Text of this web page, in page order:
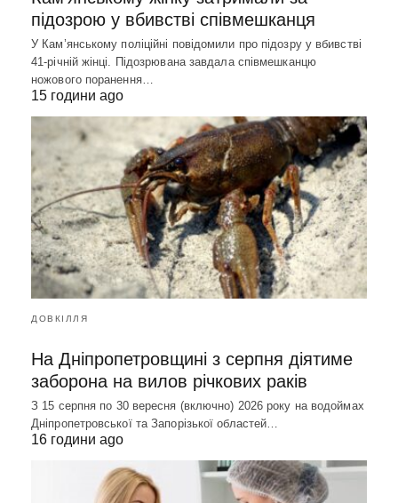
підозрою у вбивстві співмешканця
У Кам’янському поліційні повідомили про підозру у вбивстві
41-річній жінці. Підозрювана завдала співмешканцю
ножового поранення…
15 години ago
ДОВКІЛЛЯ
На Дніпропетровщині з серпня діятиме
заборона на вилов річкових раків
З 15 серпня по 30 вересня (включно) 2026 року на водоймах
Дніпропетровської та Запорізької областей…
16 години ago